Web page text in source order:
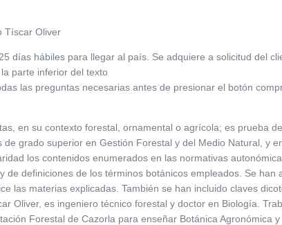
Tíscar Oliver
días hábiles para llegar al país. Se adquiere a solicitud del
parte inferior del texto
las preguntas necesarias antes de presionar el botón
en su contexto forestal, ornamental o agrícola; es prueba
grado superior en Gestión Forestal y del Medio Natural, y
los contenidos enumerados en las normativas
de definiciones de los términos botánicos empleados. Se
las materias explicadas. También se han incluido claves
Oliver, es ingeniero técnico forestal y doctor en Biología.
Forestal de Cazorla para enseñar Botánica